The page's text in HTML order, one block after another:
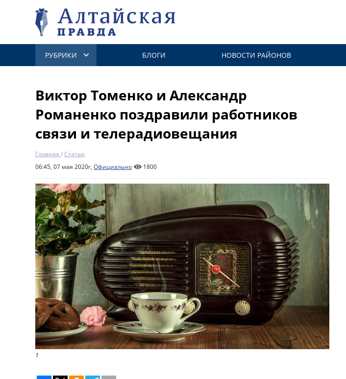
РУБРИКИ БЛОГИ НОВОСТИ РАЙОНОВ
Виктор Томенко и Александр
Романенко поздравили работников
связи и телерадиовещания
Главная /Статьи
06:45, 07 мая 2020г, Официально 1800
1